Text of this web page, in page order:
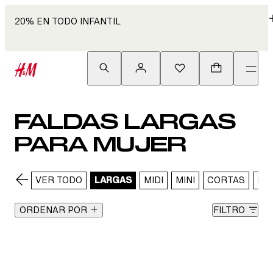
20% EN TODO INFANTIL
FALDAS LARGAS
PARA MUJER
VER TODO LARGAS MIDI MINI CORTAS
ORDENAR POR FILTRO